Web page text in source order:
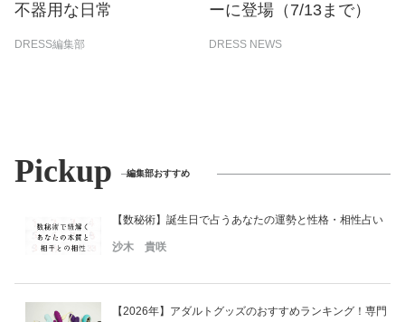
不器用な日常
DRESS編集部
ーに登場（7/13まで）
DRESS NEWS
Pickup 編集部おすすめ
【数秘術】誕生日で占うあなたの運勢と性格・相性占い
沙木 貴咲
【2026年】アダルトグッズのおすすめランキング！専門